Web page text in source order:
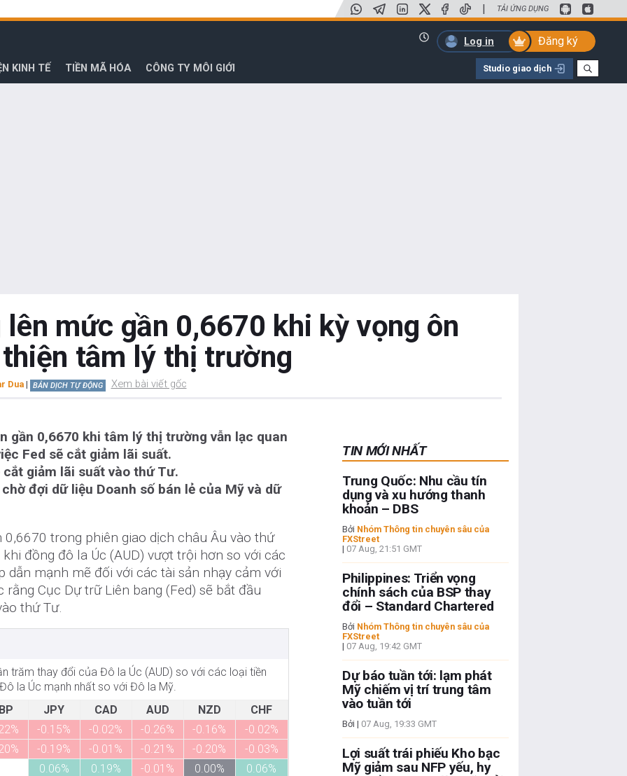
| TẢI ỨNG DỤNG
Log in
Đăng ký
KINH TẾ TIỀN MÃ HÓA CÔNG TY MÔI GIỚI Studio giao dịch
lên mức gần 0,6670 khi kỳ vọng ôn
thiện tâm lý thị trường
Dua| BẢN DỊCH TỰ ĐỘNG Xem bài viết gốc
gần 0,6670 khi tâm lý thị trường vẫn lạc quan
Fed sẽ cắt giảm lãi suất.
giảm lãi suất vào thứ Tư.
đợi dữ liệu Doanh số bán lẻ của Mỹ và dữ
0,6670 trong phiên giao dịch châu Âu vào thứ
đồng đô la Úc (AUD) vượt trội hơn so với các
dẫn mạnh mẽ đối với các tài sản nhạy cảm với
Cục Dự trữ Liên bang (Fed) sẽ bắt đầu
thứ Tư.
trăm thay đổi của Đô la Úc (AUD) so với các loại tiền
la Úc mạnh nhất so với Đô la Mỹ.
JPY CAD AUD NZD
CHF
-0.15% -0.02% -0.26% -0.16%
-0.02%
-0.19% -0.01% -0.21% -0.20%
-0.03%
0.06% 0.19% -0.01% 0.00%
0.06%
TIN MỚI NHẤT
Trung Quốc: Nhu cầu tín
dụng và xu hướng thanh
khoản – DBS
Bởi Nhóm Thông tin chuyên sâu của
FXStreet
| 07 Aug, 21:51 GMT
Philippines: Triển vọng
chính sách của BSP thay
đổi – Standard Chartered
Bởi Nhóm Thông tin chuyên sâu của
FXStreet
| 07 Aug, 19:42 GMT
Dự báo tuần tới: lạm phát
Mỹ chiếm vị trí trung tâm
vào tuần tới
Bởi | 07 Aug, 19:33 GMT
Lợi suất trái phiếu Kho bạc
Mỹ giảm sau NFP yếu, hy